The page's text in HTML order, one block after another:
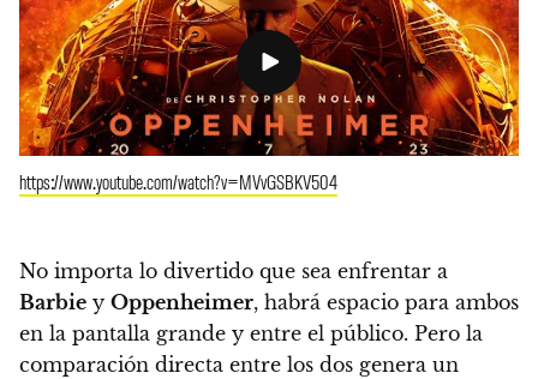
https://www.youtube.com/watch?v=MVvGSBKV504
No importa lo divertido que sea enfrentar a
Barbie y Oppenheimer, habrá espacio para ambos
en la pantalla grande y entre el público. Pero la
comparación directa entre los dos genera un